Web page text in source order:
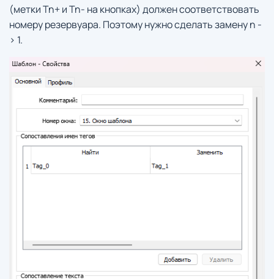
(метки Tn+ и Tn- на кнопках) должен соответствовать
номеру резервуара. Поэтому нужно сделать замену n -
> 1.